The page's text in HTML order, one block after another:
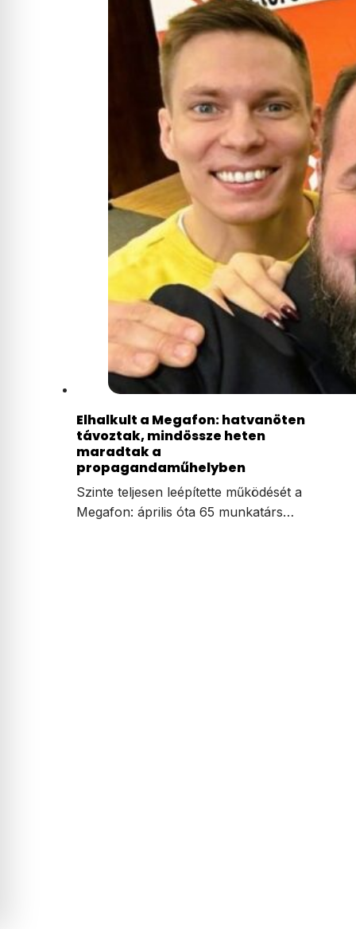
Elhalkult a Megafon: hatvanöten
távoztak, mindössze heten
maradtak a
propagandaműhelyben
Szinte teljesen leépítette működését a
Megafon: április óta 65 munkatárs…